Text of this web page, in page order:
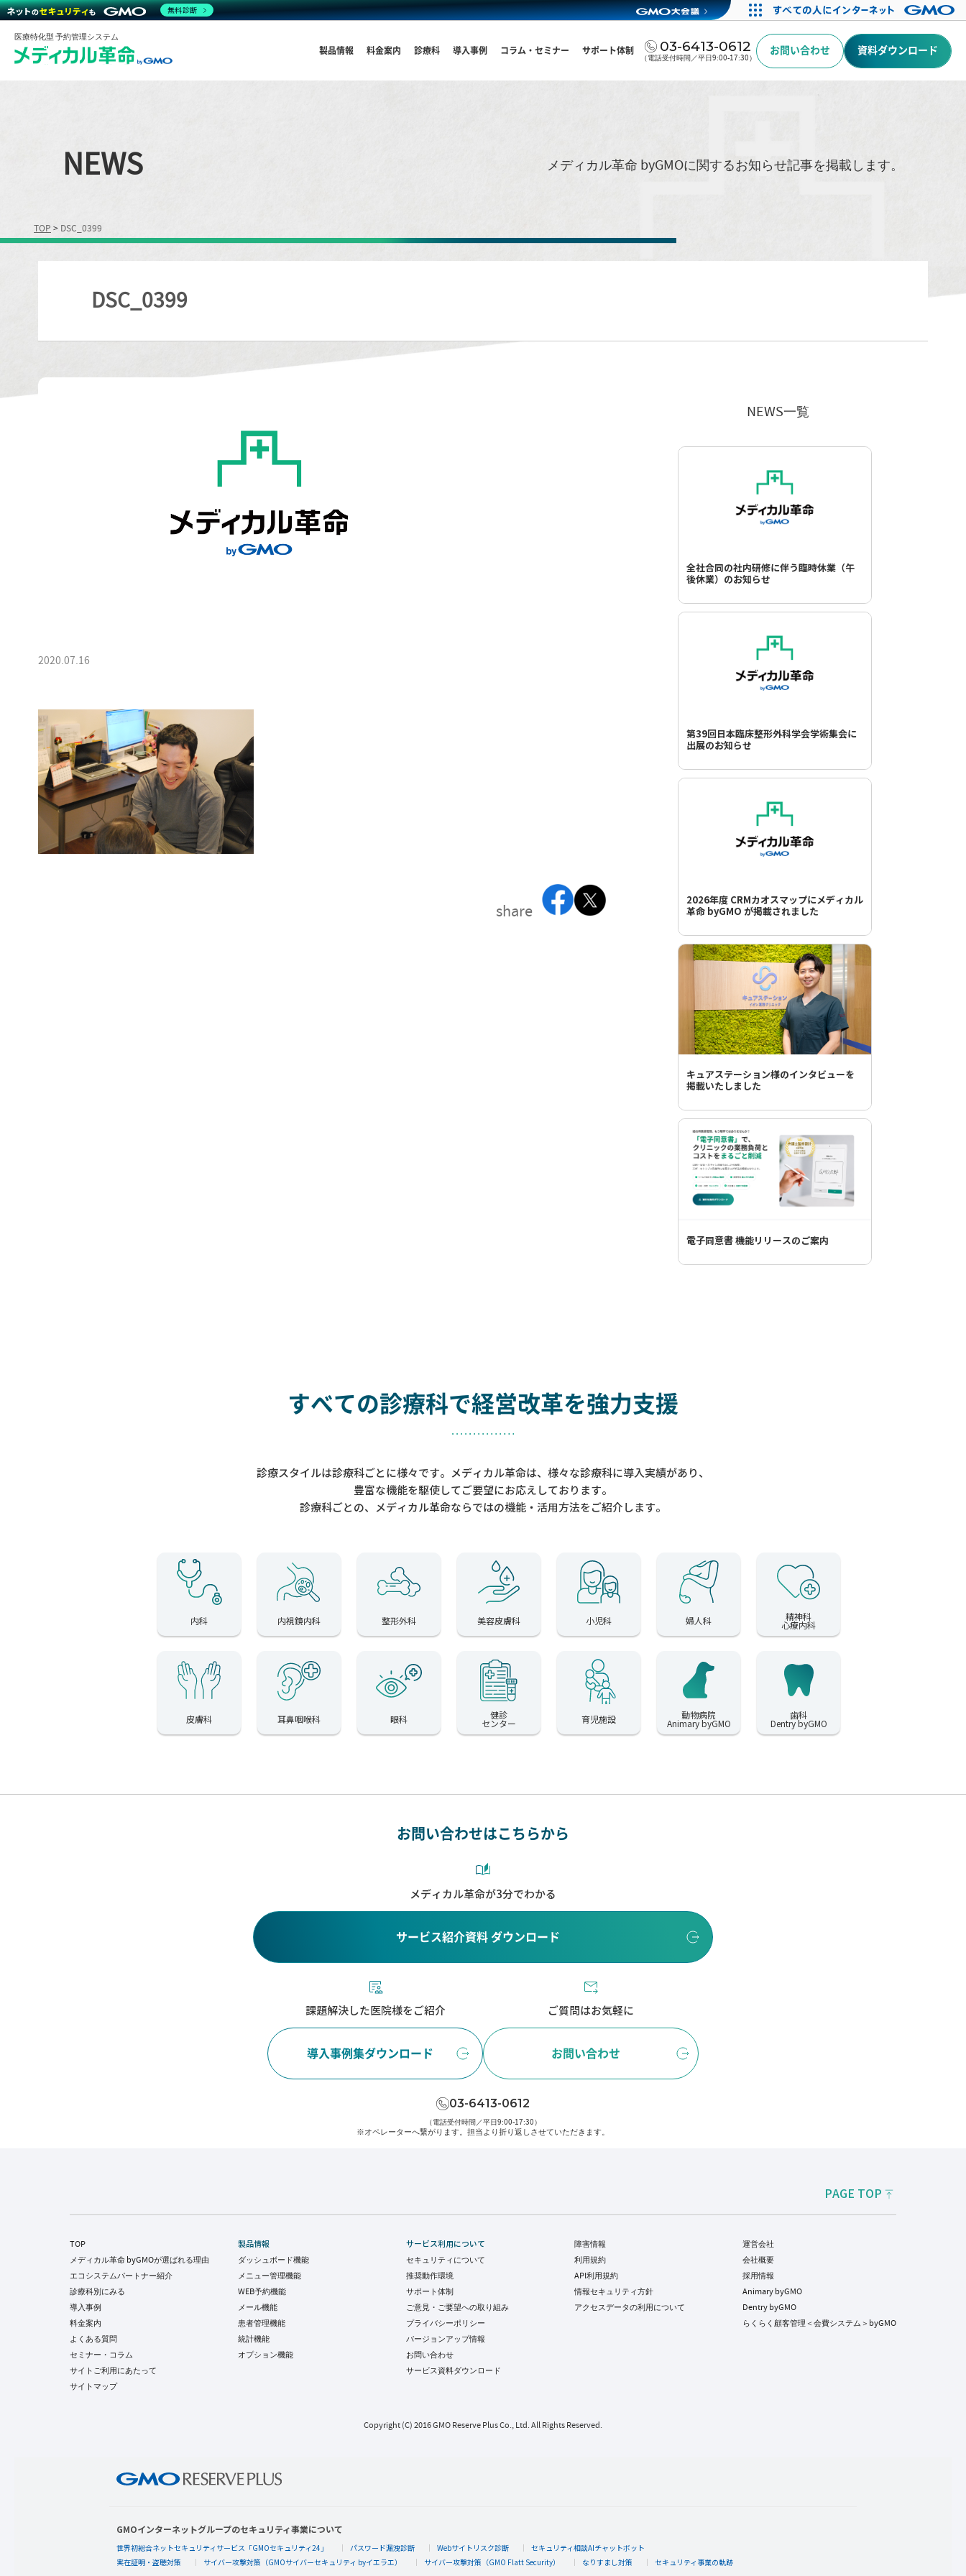
医療特化型 予約管理システム
製品情報 料金案内 診療科 導入事例 コラム・セミナー サポート体制 03-6413-0612
（電話受付時間／平日9:00-17:30）
お問い合わせ 資料ダウンロード
NEWS メディカル革命 byGMOに関するお知らせ記事を掲載します。
TOP > DSC_0399
DSC_0399
2020.07.16
share
NEWS一覧
全社合同の社内研修に伴う臨時休業（午
後休業）のお知らせ
第39回日本臨床整形外科学会学術集会に
出展のお知らせ
2026年度 CRMカオスマップにメディカル
革命 byGMO が掲載されました
キュアステーション様のインタビューを
掲載いたしました
電子同意書 機能リリースのご案内
すべての診療科で経営改革を強力支援
診療スタイルは診療科ごとに様々です。メディカル革命は、様々な診療科に導入実績があり、
豊富な機能を駆使してご要望にお応えしております。
診療科ごとの、メディカル革命ならではの機能・活用方法をご紹介します。
内科 内視鏡内科 整形外科 美容皮膚科 小児科 婦人科 精神科
心療内科
皮膚科 耳鼻咽喉科 眼科 健診
センター 育児施設 動物病院
Animary byGMO
歯科
Dentry byGMO
お問い合わせはこちらから
メディカル革命が3分でわかる
サービス紹介資料 ダウンロード
課題解決した医院様をご紹介
導入事例集ダウンロード
ご質問はお気軽に
お問い合わせ
03-6413-0612
（電話受付時間／平日9:00-17:30）
※オペレーターへ繋がります。 担当より折り返しさせていただきます。
PAGE TOP
TOP
メディカル革命 byGMOが選ばれる理由
エコシステムパートナー紹介
診療科別にみる
導入事例
料金案内
よくある質問
セミナー・コラム
サイトご利用にあたって
サイトマップ
製品情報
ダッシュボード機能
メニュー管理機能
WEB予約機能
メール機能
患者管理機能
統計機能
オプション機能
サービス利用について
セキュリティについて
推奨動作環境
サポート体制
ご意見・ご要望への取り組み
プライバシーポリシー
バージョンアップ情報
お問い合わせ
サービス資料ダウンロード
障害情報
利用規約
API利用規約
情報セキュリティ方針
アクセスデータの利用について
運営会社
会社概要
採用情報
Animary byGMO
Dentry byGMO
らくらく顧客管理＜会費システム＞byGMO
Copyright (C) 2016 GMO Reserve Plus Co., Ltd. All Rights Reserved.
GMOインターネットグループのセキュリティ事業について
世界初総合ネットセキュリティサービス「GMOセキュリティ24」 パスワード漏洩診断 Webサイトリスク診断
セキュリティ相談AIチャットボット
実在証明・盗聴対策
サイバー攻撃対策（GMOサイバーセキュリティ byイエラエ） サイバー攻撃対策（GMO Flatt Security） なりすまし対策 セキュリティ事業の軌跡
無料診断